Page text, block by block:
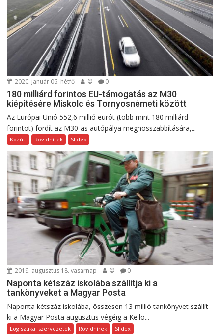
2020. január 06. hétfő © 0
180 milliárd forintos EU-támogatás az M30
kiépítésére Miskolc és Tornyosnémeti között
Az Európai Unió 552,6 millió eurót (több mint 180 milliárd
forintot) fordít az M30-as autópálya meghosszabbítására,...
Közúti Rövidhírek Slidex
2019. augusztus 18. vasárnap © 0
Naponta kétszáz iskolába szállítja ki a
tankönyveket a Magyar Posta
Naponta kétszáz iskolába, összesen 13 millió tankönyvet szállít
ki a Magyar Posta augusztus végéig a Kello...
Logisztikai szervezetek Rövidhírek Slidex